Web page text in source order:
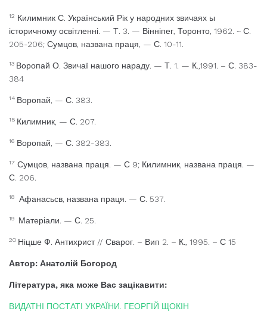
12 Килимник С. Український Рік у народних звичаях ы
історичному освітленні. — Т. 3. — Вінніпег, Торонто, 1962. ~ С.
205-206; Сумцов, названа праця, — С. 10-11.
13 Воропай О. Звичаї нашого нараду. — Т. 1. — К.,1991. – С. 383-
384
14 Воропай, — С. 383.
15 Килимник, — С. 207.
16 Воропай, — С. 382-383.
17 Сумцов, названа праця. — С 9; Килимник, названа праця. —
С. 206.
18 Афанасьсв, названа праця. — С. 537.
19 Матеріали. — С. 25.
20 Ніцше Ф. Антихрист // Сварог. – Вип 2. – К., 1995. – С 15
Автор: Анатолій Богород
Література, яка може Вас зацікавити:
ВИДАТНІ ПОСТАТІ УКРАЇНИ. ГЕОРГІЙ ЩОКІН